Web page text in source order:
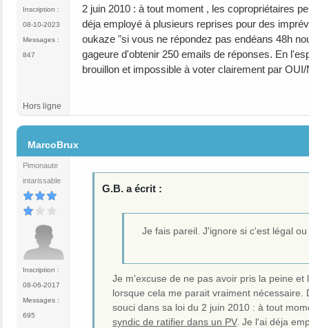
Inscription :
08-10-2023
Messages :
847
2 juin 2010 : à tout moment , les copropriétaires
déja employé à plusieurs reprises pour des
oukaze "si vous ne répondez pas endéans 48h
gageure d'obtenir 250 emails de réponses. En
brouillon et impossible à voter clairement par
Hors ligne
MarcoBrux
Pimonaute
intarissable
Inscription :
08-06-2017
Messages :
695
G.B. a écrit :
Je fais pareil. J'ignore si c'est légal
Je m'excuse de ne pas avoir pris la peine
lorsque cela me parait vraiment
souci dans sa loi du 2 juin 2010 : à tout
syndic de ratifier dans un PV. Je l'ai déja